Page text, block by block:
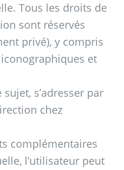
Tous les droits de
sont réservés
privé), y compris
et
s’adresser par
chez
complémentaires
l’utilisateur peut